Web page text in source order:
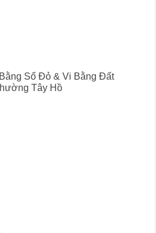
Sổ Đỏ & Vi Bằng Đất
Tây Hồ